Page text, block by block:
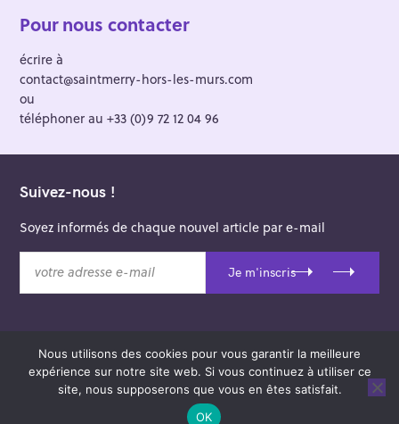
Pour nous contacter
écrire à
contact@saintmerry-hors-les-murs.com
ou
téléphoner au +33 (0)9 72 12 04 96
Suivez-nous !
Soyez informés de chaque nouvel article par e-mail
t
Je m'inscris
© 2026 Saint-Merry Hors-les-Murs.
Theme: Felt byPixelgrade.
Nous utilisons des cookies pour vous garantir la meilleure
expérience sur notre site web. Si vous continuez à utiliser ce
site, nous supposerons que vous en êtes satisfait.
OK